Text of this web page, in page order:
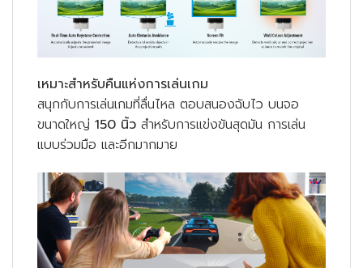
เหมาะสำหรับคืนแห่งการเล่นเกม
สนุกกับการเล่นเกมที่ลื่นไหล ตอบสนองฉับไว บนจอ
ขนาดใหญ่ 150 นิ้ว สำหรับการแข่งขันสุดมัน การเล่น
แบบร่วมมือ และอีกมากมาย